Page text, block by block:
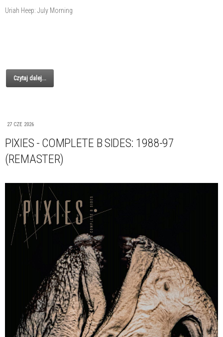
Uriah Heep: July Morning
Czytaj dalej...
27 CZE 2026
PIXIES - COMPLETE B SIDES: 1988-97
(REMASTER)